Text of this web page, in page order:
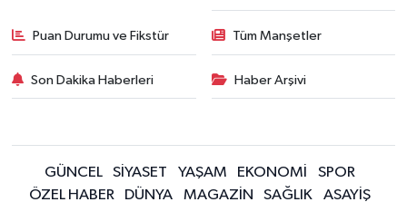
Puan Durumu ve Fikstür Tüm Manşetler
Son Dakika Haberleri Haber Arşivi
GÜNCEL SİYASET YAŞAM EKONOMİ
SPOR
ÖZEL HABER
DÜNYA MAGAZİN SAĞLIK
ASAYİŞ